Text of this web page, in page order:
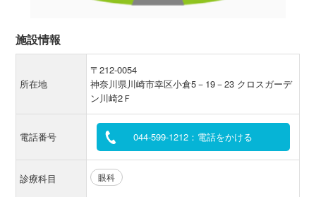
施設情報
所在地
〒212-0054
神奈川県川崎市幸区小倉5－19－23 クロスガーデ
ン川崎2Ｆ
電話番号 044-599-1212：電話をかける
診療科目 眼科